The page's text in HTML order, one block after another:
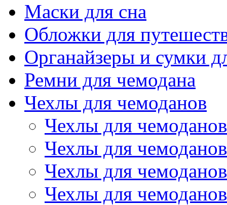
Маски для сна
Обложки для
Органайзеры и сумки
Ремни для чемодана
Чехлы для чемоданов
Чехлы для
Чехлы для
Чехлы для
Чехлы для